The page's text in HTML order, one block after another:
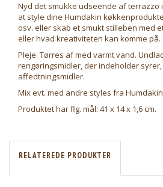
Nyd det smukke udseende af terrazzo
at style dine Humdakin
osv. eller skab et smukt stilleben med
eller hvad kreativiteten kan komme på.
Pleje: Tørres af med varmt vand.
rengøringsmidler, der indeholder
affedtningsmidler.
Mix evt. med andre styles fra
Produktet har flg. mål: 41 x 14 x 1,6 cm.
RELATEREDE PRODUKTER